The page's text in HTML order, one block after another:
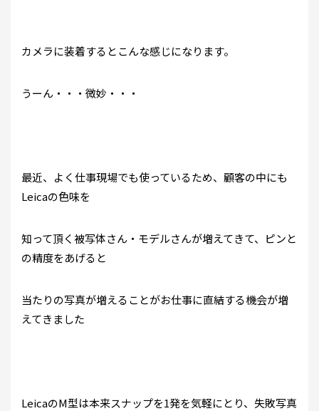
カメラに装着するとこんな感じになります。
うーん・・・微妙・・・
最近、よく仕事現場でも使っているため、顧客の中にも
Leicaの色味を
知って頂く被写体さん・モデルさんが増えてきて、ピンと
の精度をあげると
当たりの写真が増えることがお仕事に直結する機会が増
えてきました
LeicaのM型は本来スナップを1発を気軽にとり、失敗写真